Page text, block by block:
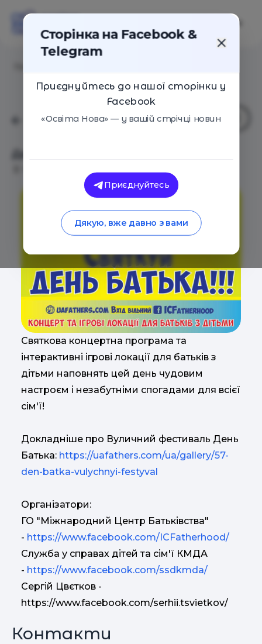
День Батька
Святкова концертна програма та
інтерактивні ігрові локації для батьків з
дітьми наповнять цей день чудовим
настроєм і незабутніми спогадами для всієї
сім'ї!
Докладніше про Вуличний фестиваль День
Батька: https://uafathers.com/ua/gallery/57-
den-batka-vulychnyi-festyval
Організатори:
ГО "Міжнародний Центр Батьківства"
- https://www.facebook.com/ICFatherhood/
Служба у справах дітей та сім'ї КМДА
- https://www.facebook.com/ssdkmda/
Сергій Цвєтков -
https://www.facebook.com/serhii.tsvietkov/
Контакти
Сторінка на Facebook &
Telegram
Приєднуйтесь до нашої сторінки у
Facebook
«Освіта Нова» — у вашій стрічці новин
Приєднуйтесь
Дякую, вже давно з вами